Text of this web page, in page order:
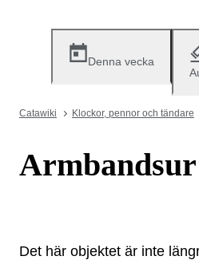
Denna vecka
Catawiki Klockor, pennor och tändare
Armbandsur
Det här objektet är inte